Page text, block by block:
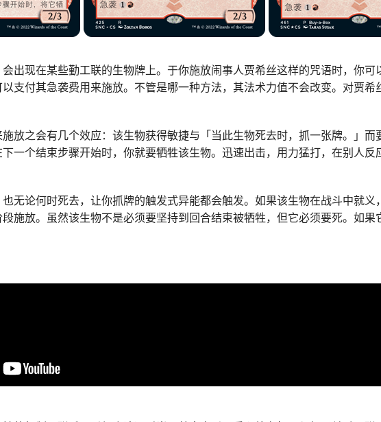
出现在某些勤工联的生物牌上。于你施放闹事人贾希丝这样的咒语时，你可
支付其急袭费用来施放。不管是哪一种方法，其法术力值不会改变。对贾希
放之会有几个效应：该生物获得敏捷与「当此生物死去时，抓一张牌。」而
一个结束步骤开始时，你就要牺牲该生物。迅速出击，用力猛打，在别人反
无论何时死去，让你抓牌的触发式异能都会触发。如果该生物在战斗中就义
施放。虽然该生物不是必须要坚持到回合结束被牺牲，但它必须要死。如果